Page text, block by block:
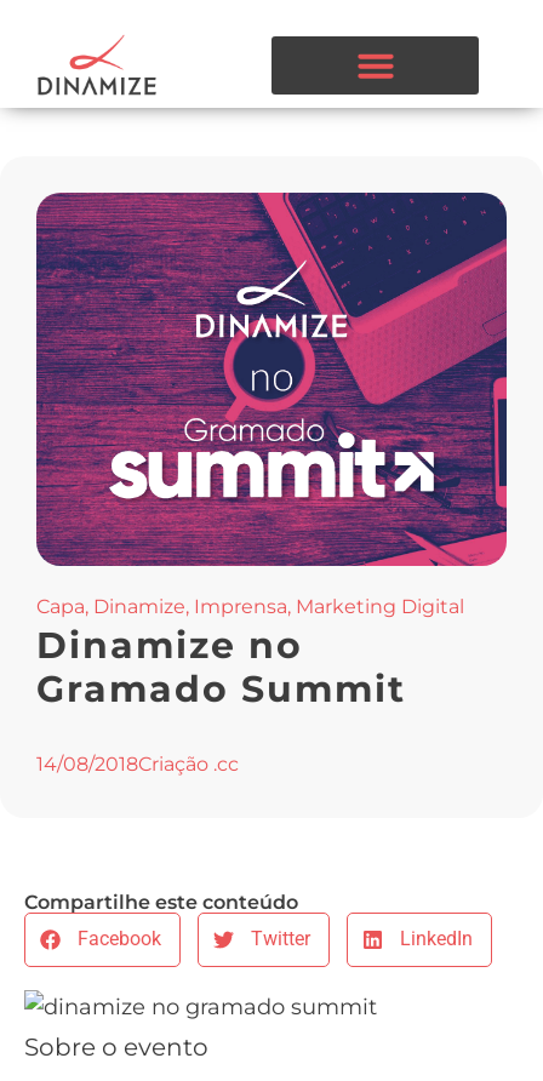
Capa, Dinamize, Imprensa, Marketing Digital
Dinamize no
Gramado Summit
14/08/2018Criação .cc
Compartilhe este conteúdo
Facebook
Twitter LinkedIn
Sobre o evento